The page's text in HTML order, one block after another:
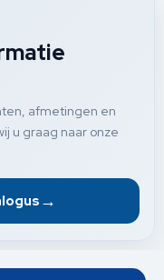
afmetingen en
u graag naar onze
→